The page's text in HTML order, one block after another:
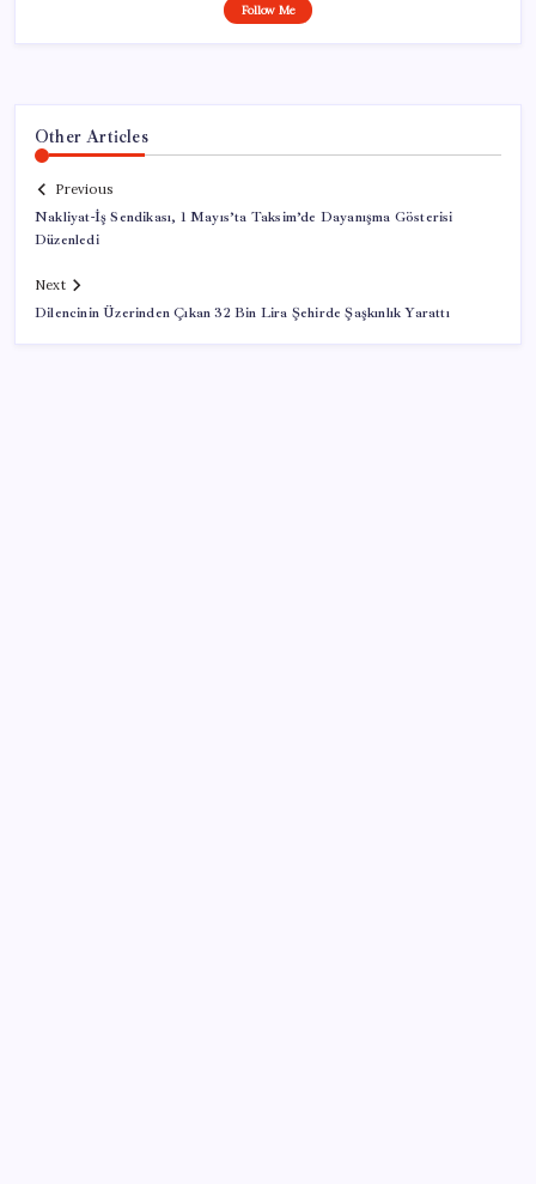
Follow Me
Other Articles
Previous
Nakliyat-İş Sendikası, 1 Mayıs’ta Taksim’de Dayanışma Gösterisi
Düzenledi
Next
Dilencinin Üzerinden Çıkan 32 Bin Lira Şehirde Şaşkınlık Yarattı